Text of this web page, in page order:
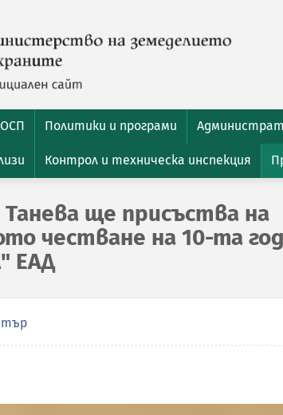
ОСП Политики и програми
Контрол и техническа инспекция
ще присъства на
честване на 10-та
ЕАД